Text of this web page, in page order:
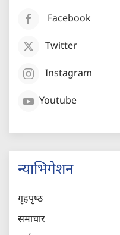
Facebook
Twitter
Instagram
Youtube
न्याभिगेशन
गृहपृष्‍ठ
समाचार